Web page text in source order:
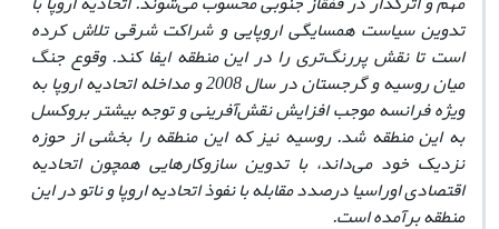
تدوین سیاست همسایگی اروپایی و شراکت شرقی تلاش کرده
است تا نقش پررنگ‌تری را در این منطقه ایفا کند. وقوع جنگ
میان روسیه و گرجستان در سال 2008 و مداخله اتحادیه اروپا به
ویژه فرانسه موجب افزایش نقش‌آفرینی و توجه بیشتر بروکسل
به این منطقه شد. روسیه نیز که این منطقه را بخشی از حوزه
نزدیک خود می‌داند، با تدوین سازوکارهایی همچون اتحادیه
اقتصادی اوراسیا درصدد مقابله با نفوذ اتحادیه اروپا و ناتو در این
منطقه برآمده است.